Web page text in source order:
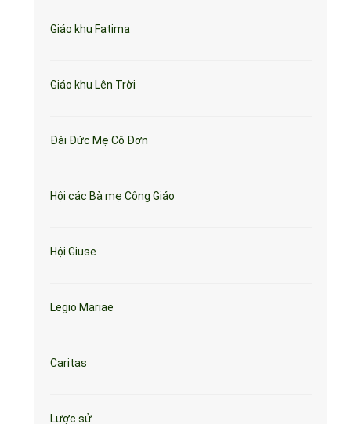
Giáo khu Fatima
Giáo khu Lên Trời
Đài Đức Mẹ Cô Đơn
Hội các Bà mẹ Công Giáo
Hội Giuse
Legio Mariae
Caritas
Lược sử